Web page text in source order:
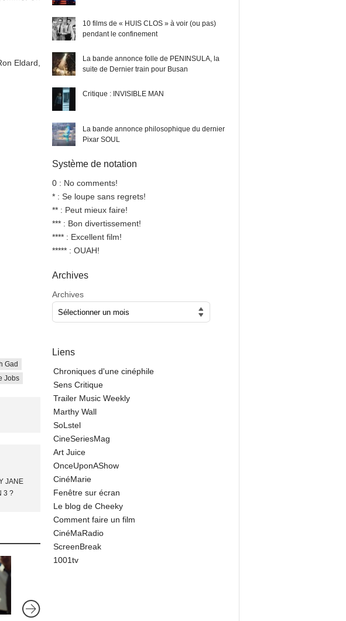
Eldard,
Gad
Jobs
JANE
3 ?
10 films de « HUIS CLOS » à voir (ou pas)
pendant le confinement
La bande annonce folle de PENINSULA, la
suite de Dernier train pour Busan
Critique : INVISIBLE MAN
La bande annonce philosophique du dernier
Pixar SOUL
Système de notation
0 : No comments!
* : Se loupe sans regrets!
** : Peut mieux faire!
*** : Bon divertissement!
**** : Excellent film!
***** : OUAH!
Archives
Archives
Liens
Chroniques d'une cinéphile
Sens Critique
Trailer Music Weekly
Marthy Wall
SoLstel
CineSeriesMag
Art Juice
OnceUponAShow
CinéMarie
Fenêtre sur écran
Le blog de Cheeky
Comment faire un film
CinéMaRadio
ScreenBreak
1001tv